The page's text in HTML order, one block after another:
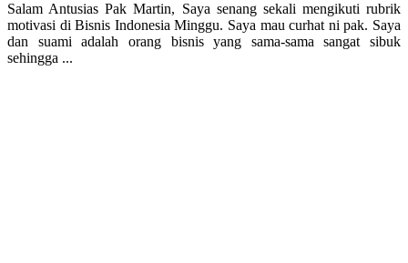
Salam Antusias Pak Martin, Saya senang sekali mengikuti rubrik
motivasi di Bisnis Indonesia Minggu. Saya mau curhat ni pak. Saya
dan suami adalah orang bisnis yang sama-sama sangat sibuk
sehingga ...